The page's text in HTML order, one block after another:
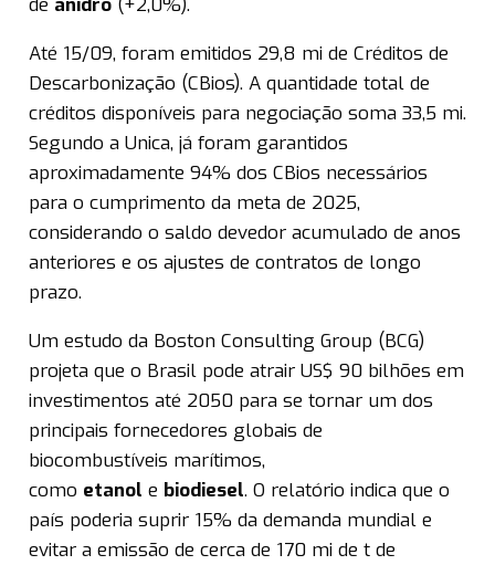
de anidro (+2,0%).
Até 15/09, foram emitidos 29,8 mi de Créditos de
Descarbonização (CBios). A quantidade total de
créditos disponíveis para negociação soma 33,5 mi.
Segundo a Unica, já foram garantidos
aproximadamente 94% dos CBios necessários
para o cumprimento da meta de 2025,
considerando o saldo devedor acumulado de anos
anteriores e os ajustes de contratos de longo
prazo.
Um estudo da Boston Consulting Group (BCG)
projeta que o Brasil pode atrair US$ 90 bilhões em
investimentos até 2050 para se tornar um dos
principais fornecedores globais de
biocombustíveis marítimos,
como etanol e biodiesel. O relatório indica que o
país poderia suprir 15% da demanda mundial e
evitar a emissão de cerca de 170 mi de t de